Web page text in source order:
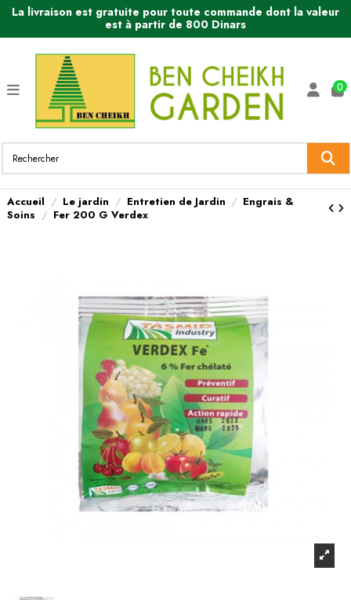
La livraison est gratuite pour toute commande dont la valeur
est à partir de 800 Dinars
0
Accueil Le jardin Entretien de Jardin
Engrais &
Soins
Fer 200 G Verdex